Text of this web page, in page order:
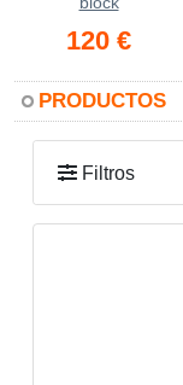
120 €
PRODUCTOS
Filtros